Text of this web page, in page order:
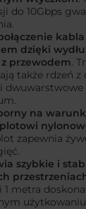
do 10Gbps
dzięki
przewodem .
także rdzeń z
dwuwarstwowe
na
zapewnia
szybkie i
1 metra
użytkowaniu.